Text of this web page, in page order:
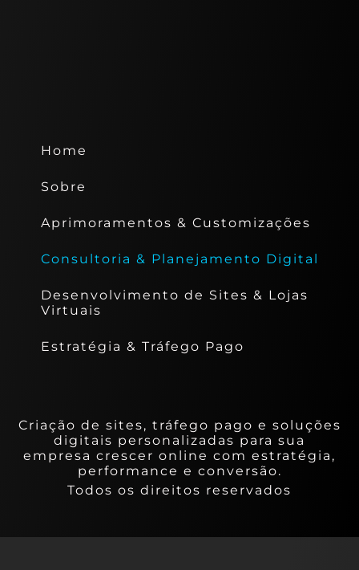
Home
Sobre
Aprimoramentos & Customizações
Consultoria & Planejamento Digital
Desenvolvimento de Sites & Lojas
Virtuais
Estratégia & Tráfego Pago
Criação de sites, tráfego pago e soluções
digitais personalizadas para sua
empresa crescer online com estratégia,
performance e conversão.
Todos os direitos reservados